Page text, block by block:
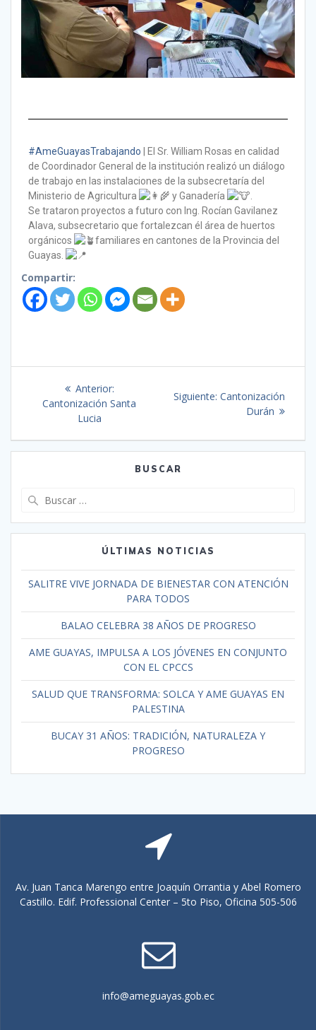
#AmeGuayasTrabajando | El Sr. William Rosas en calidad
de Coordinador General de la institución realizó un diálogo
de trabajo en las instalaciones de la subsecretaría del
Ministerio de Agricultura
y Ganadería
.
Se trataron proyectos a futuro con Ing. Rocían Gavilanez
Alava, subsecretario que fortalezcan él área de huertos
orgánicos
familiares en cantones de la Provincia del
Guayas.
Compartir:
Anterior:
Cantonización Santa
Lucia
Siguiente: Cantonización
Durán
BUSCAR
ÚLTIMAS NOTICIAS
SALITRE VIVE JORNADA DE BIENESTAR CON ATENCIÓN
PARA TODOS
BALAO CELEBRA 38 AÑOS DE PROGRESO
AME GUAYAS, IMPULSA A LOS JÓVENES EN CONJUNTO
CON EL CPCCS
SALUD QUE TRANSFORMA: SOLCA Y AME GUAYAS EN
PALESTINA
BUCAY 31 AÑOS: TRADICIÓN, NATURALEZA Y
PROGRESO
Av. Juan Tanca Marengo entre Joaquín Orrantia y Abel Romero
Castillo. Edif. Professional Center – 5to Piso, Oficina 505-506
info@ameguayas.gob.ec